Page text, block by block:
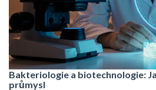
Bakteriologie a biotechnologie:
průmysl